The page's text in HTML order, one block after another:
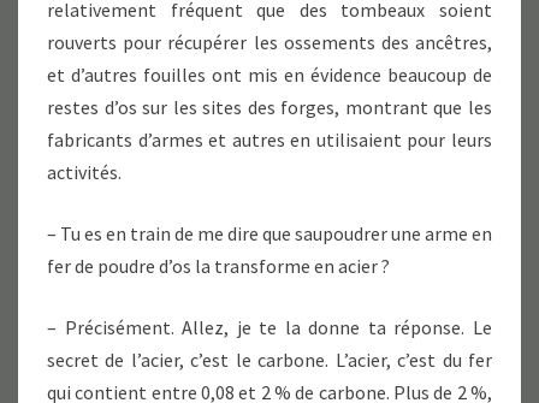
relativement fréquent que des tombeaux soient
rouverts pour récupérer les ossements des ancêtres,
et d’autres fouilles ont mis en évidence beaucoup de
restes d’os sur les sites des forges, montrant que les
fabricants d’armes et autres en utilisaient pour leurs
activités.
– Tu es en train de me dire que saupoudrer une arme en
fer de poudre d’os la transforme en acier ?
– Précisément. Allez, je te la donne ta réponse. Le
secret de l’acier, c’est le carbone. L’acier, c’est du fer
qui contient entre 0,08 et 2 % de carbone. Plus de 2 %,